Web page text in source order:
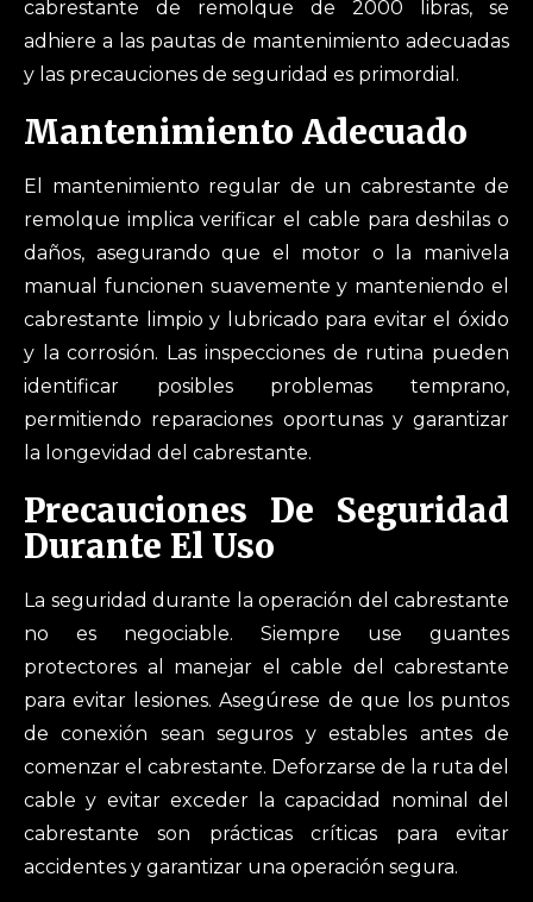
cabrestante de remolque de 2000 libras, se
adhiere a las pautas de mantenimiento adecuadas
y las precauciones de seguridad es primordial.
Mantenimiento Adecuado
El mantenimiento regular de un cabrestante de
remolque implica verificar el cable para deshilas o
daños, asegurando que el motor o la manivela
manual funcionen suavemente y manteniendo el
cabrestante limpio y lubricado para evitar el óxido
y la corrosión. Las inspecciones de rutina pueden
identificar posibles problemas temprano,
permitiendo reparaciones oportunas y garantizar
la longevidad del cabrestante.
Precauciones De Seguridad
Durante El Uso
La seguridad durante la operación del cabrestante
no es negociable. Siempre use guantes
protectores al manejar el cable del cabrestante
para evitar lesiones. Asegúrese de que los puntos
de conexión sean seguros y estables antes de
comenzar el cabrestante. Deforzarse de la ruta del
cable y evitar exceder la capacidad nominal del
cabrestante son prácticas críticas para evitar
accidentes y garantizar una operación segura.